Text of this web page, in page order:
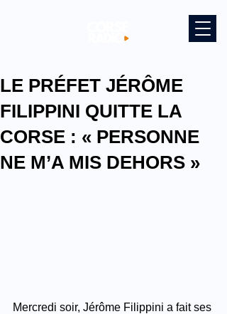
LE PRÉFET JÉRÔME
FILIPPINI QUITTE LA
CORSE : « PERSONNE
NE M’A MIS DEHORS »
Mercredi soir, Jérôme Filippini a fait ses